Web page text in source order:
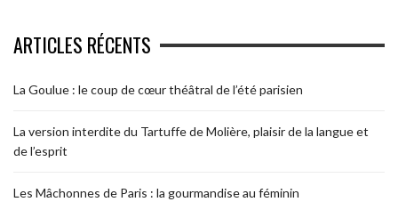
ARTICLES RÉCENTS
La Goulue : le coup de cœur théâtral de l’été parisien
La version interdite du Tartuffe de Molière, plaisir de la langue et
de l’esprit
Les Mâchonnes de Paris : la gourmandise au féminin